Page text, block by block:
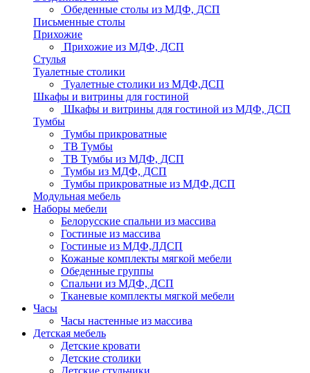
Обеденные столы из МДФ, ДСП
Письменные столы
Прихожие
Прихожие из МДФ, ДСП
Стулья
Туалетные столики
Туалетные столики из МДФ,ДСП
Шкафы и витрины для гостиной
Шкафы и витрины для гостиной из МДФ, ДСП
Тумбы
Тумбы прикроватные
ТВ Тумбы
ТВ Тумбы из МДФ, ДСП
Тумбы из МДФ, ДСП
Тумбы прикроватные из МДФ,ДСП
Модульная мебель
Наборы мебели
Белорусские спальни из массива
Гостиные из массива
Гостиные из МДФ,ЛДСП
Кожаные комплекты мягкой мебели
Обеденные группы
Спальни из МДФ, ДСП
Тканевые комплекты мягкой мебели
Часы
Часы настенные из массива
Детская мебель
Детские кровати
Детские столики
Детские стульчики